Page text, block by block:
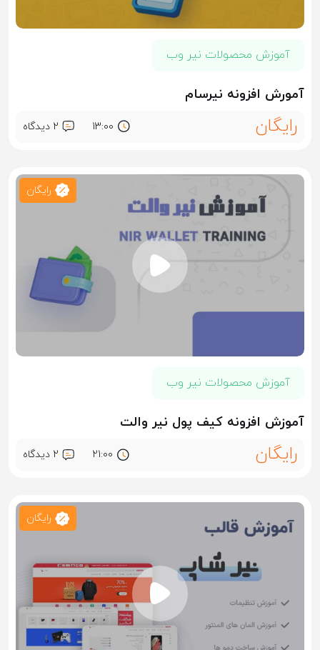
آموزش محصولات نیر وب
آمورش افزونه نیرسام
رایگان 13:00 2 ديدگاه
رایگان
آموزش محصولات نیر وب
آموزش افزونه کیف پول نیر والت
رایگان 21:00 2 ديدگاه
رایگان